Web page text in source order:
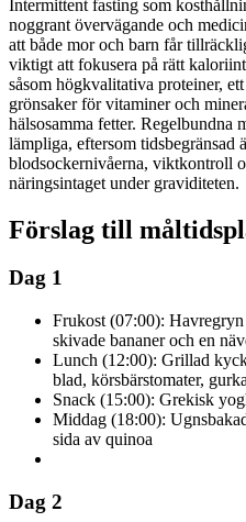
Intermittent fasting som
noggrant övervägande och
att både mor och barn får
viktigt att fokusera på rätt
såsom högkvalitativa proteiner,
grönsaker för vitaminer och
hälsosamma fetter. Regelbundna
lämpliga, eftersom tidsbegränsad
blodsockernivåerna, viktkontroll
näringsintaget under graviditeten.
Förslag till
Dag 1
Frukost (07:00):
skivade bananer och en
Lunch (12:00): Grillad
blad, körsbärstomater,
Snack (15:00): Grekisk
Middag (18:00):
sida av quinoa
Dag 2